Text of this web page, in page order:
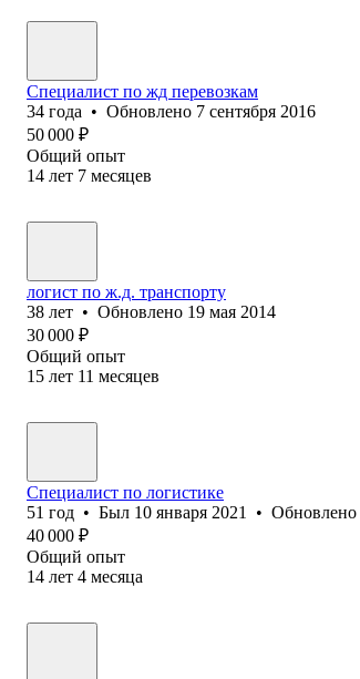
Специалист по жд перевозкам
34 года • Обновлено 7 сентября 2016
50 000 ₽
Общий опыт
14 лет 7 месяцев
логист по ж.д. транспорту
38 лет • Обновлено 19 мая 2014
30 000 ₽
Общий опыт
15 лет 11 месяцев
Специалист по логистике
51 год • Был 10 января 2021 • Обновлено
40 000 ₽
Общий опыт
14 лет 4 месяца